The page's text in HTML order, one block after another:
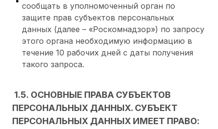
сообщать в уполномоченный орган по
защите прав субъектов персональных
данных (далее – «Роскомнадзор») по запросу
этого органа необходимую информацию в
течение 10 рабочих дней с даты получения
такого запроса.
1.5. ОСНОВНЫЕ ПРАВА СУБЪЕКТОВ
ПЕРСОНАЛЬНЫХ ДАННЫХ. СУБЪЕКТ
ПЕРСОНАЛЬНЫХ ДАННЫХ ИМЕЕТ ПРАВО: